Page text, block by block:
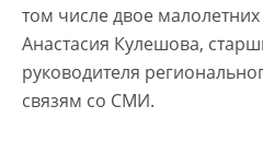
том числе двое
Анастасия Кулешова,
руководителя
связям со СМИ.